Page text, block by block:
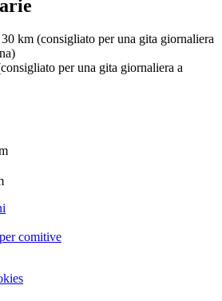
km (consigliato per una gita giornaliera
per una gita giornaliera a
comitive